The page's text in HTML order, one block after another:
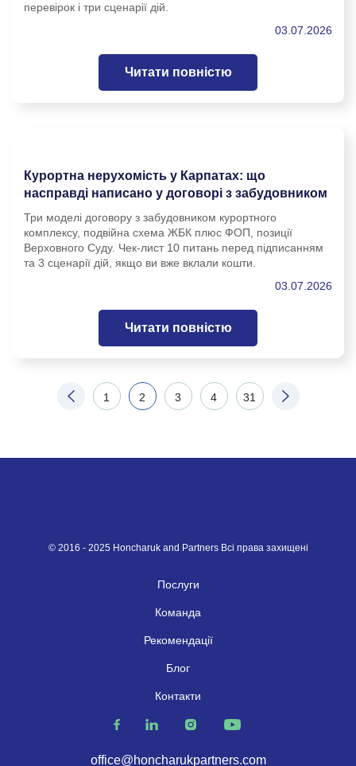
перевірок і три сценарії дій.
03.07.2026
Читати повністю
Курортна нерухомість у Карпатах: що
насправді написано у договорі з забудовником
Три моделі договору з забудовником курортного
комплексу, подвійна схема ЖБК плюс ФОП, позиції
Верховного Суду. Чек-лист 10 питань перед підписанням
та 3 сценарії дій, якщо ви вже вклали кошти.
03.07.2026
Читати повністю
1 2 3 4 31
© 2016 - 2025 Honcharuk and Partners Всі права захищені
Послуги
Команда
Рекомендації
Блог
Контакти
office@honcharukpartners.com